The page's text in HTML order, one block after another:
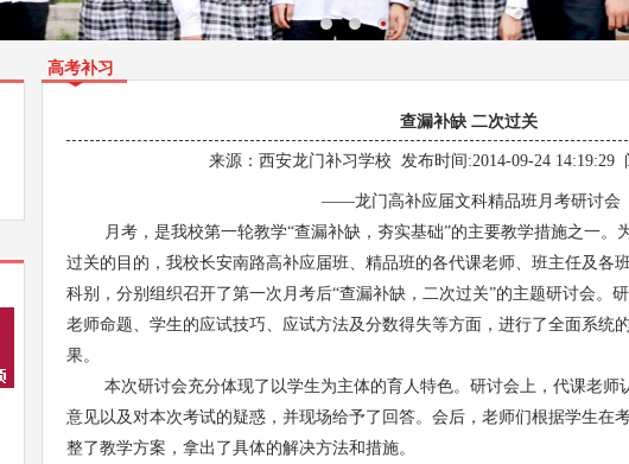
高考补习
查漏补缺 二次过关
来源： 西安龙门补习学校 发布时间:2014-09-24 14:19:29
——龙门高补应届文科精品班月考研讨会
月考，是我校第一轮教学“查漏补缺，夯实基础”的主要教学措施之一。
过关的目的，我校长安南路高补应届班、精品班的各代课老师、班主任及各
科别，分别组织召开了第一次月考后“查漏补缺，二次过关”的主题研讨会。
老师命题、学生的应试技巧、应试方法及分数得失等方面，进行了全面系统
果。
本次研讨会充分体现了以学生为主体的育人特色。研讨会上，代课老师
意见以及对本次考试的疑惑，并现场给予了回答。会后，老师们根据学生在
整了教学方案，拿出了具体的解决方法和措施。